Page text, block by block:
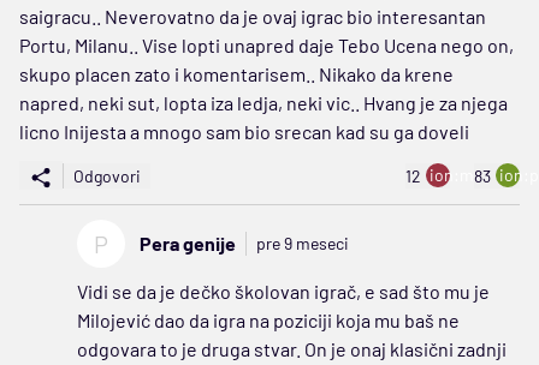
saigracu.. Neverovatno da je ovaj igrac bio interesantan
Portu, Milanu.. Vise lopti unapred daje Tebo Ucena nego on,
skupo placen zato i komentarisem.. Nikako da krene
napred, neki sut, lopta iza ledja, neki vic.. Hvang je za njega
licno Inijesta a mnogo sam bio srecan kad su ga doveli
Odgovori 12 ion:minus
83
P Pera genije pre 9 meseci
Vidi se da je dečko školovan igrač, e sad što mu je
Milojević dao da igra na poziciji koja mu baš ne
odgovara to je druga stvar. On je onaj klasični zadnji